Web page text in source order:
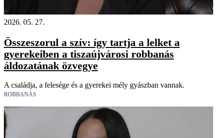
2026. 05. 27.
Összeszorul a szív: így tartja a lelket a
gyerekeiben a tiszaújvárosi robbanás
áldozatának özvegye
A családja, a felesége és a gyerekei mély gyászban vannak.
ROBBANÁS